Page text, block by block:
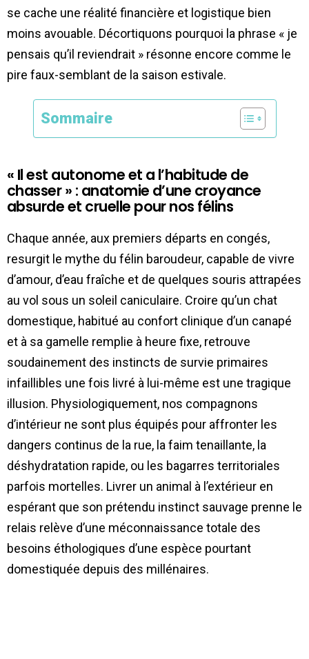
se cache une réalité financière et logistique bien
moins avouable. Décortiquons pourquoi la phrase « je
pensais qu’il reviendrait » résonne encore comme le
pire faux-semblant de la saison estivale.
Sommaire
« Il est autonome et a l’habitude de
chasser » : anatomie d’une croyance
absurde et cruelle pour nos félins
Chaque année, aux premiers départs en congés,
resurgit le mythe du félin baroudeur, capable de vivre
d’amour, d’eau fraîche et de quelques souris attrapées
au vol sous un soleil caniculaire. Croire qu’un chat
domestique, habitué au confort clinique d’un canapé
et à sa gamelle remplie à heure fixe, retrouve
soudainement des instincts de survie primaires
infaillibles une fois livré à lui-même est une tragique
illusion. Physiologiquement, nos compagnons
d’intérieur ne sont plus équipés pour affronter les
dangers continus de la rue, la faim tenaillante, la
déshydratation rapide, ou les bagarres territoriales
parfois mortelles. Livrer un animal à l’extérieur en
espérant que son prétendu instinct sauvage prenne le
relais relève d’une méconnaissance totale des
besoins éthologiques d’une espèce pourtant
domestiquée depuis des millénaires.